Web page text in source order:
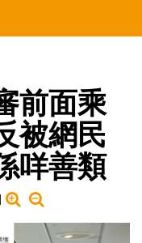
前面乘
被網民
咩善類